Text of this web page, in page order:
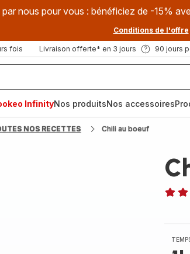
nous pour vous : bénéficiez de -15%
Conditions de l'offre
fois Livraison offerte* en 3 jours 90 jours
InfinityNos produitsNos accessoires
NOS RECETTES Chili au boeuf